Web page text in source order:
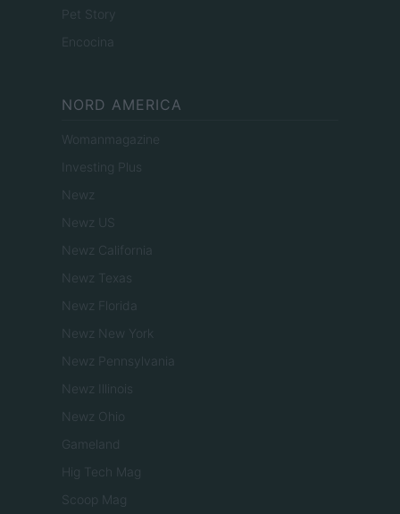
Pet Story
Encocina
NORD AMERICA
Womanmagazine
Investing Plus
Newz
Newz US
Newz California
Newz Texas
Newz Florida
Newz New York
Newz Pennsylvania
Newz Illinois
Newz Ohio
Gameland
Hig Tech Mag
Scoop Mag